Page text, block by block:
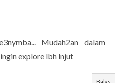
Mudah2an dalam
explore lbh lnjut
Balas